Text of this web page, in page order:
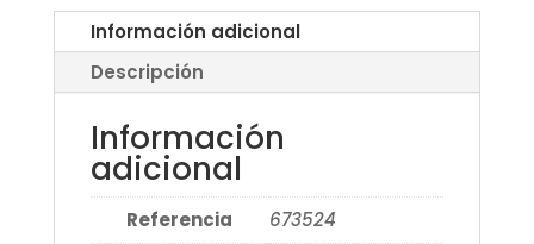
Información adicional
Descripción
Información
adicional
Referencia
673524